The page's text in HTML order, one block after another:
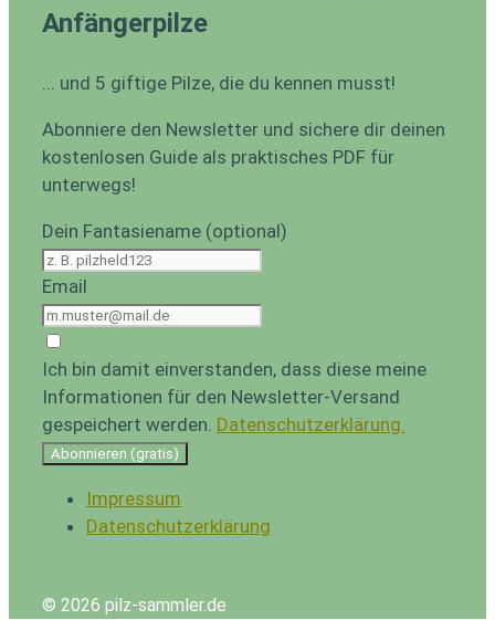
Anfängerpilze
... und 5 giftige Pilze, die du kennen musst!
Abonniere den Newsletter und sichere dir deinen
kostenlosen Guide als praktisches PDF für
unterwegs!
Dein Fantasiename (optional)
Email
Ich bin damit einverstanden, dass diese meine
Informationen für den Newsletter-Versand
gespeichert werden. Datenschutzerklärung.
Abonnieren (gratis)
Impressum
Datenschutzerklärung
© 2026 pilz-sammler.de